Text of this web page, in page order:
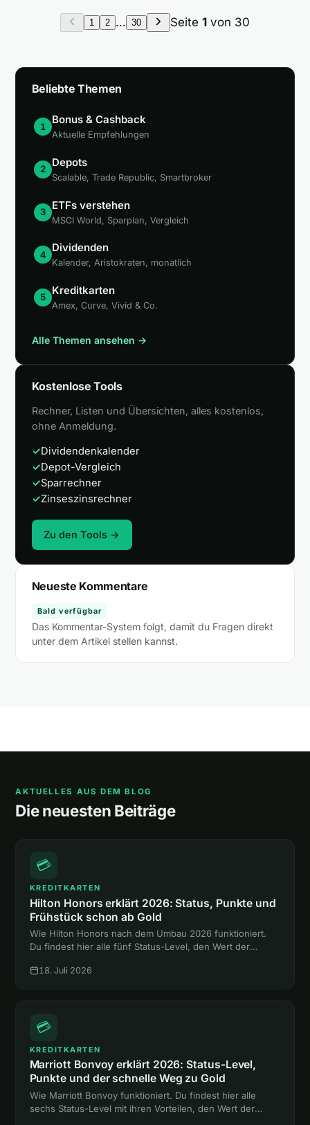
1 2 … 30 Seite 1 von 30
Beliebte Themen
1
Bonus & Cashback
Aktuelle Empfehlungen
2
Depots
Scalable, Trade Republic, Smartbroker
3
ETFs verstehen
MSCI World, Sparplan, Vergleich
4
Dividenden
Kalender, Aristokraten, monatlich
5
Kreditkarten
Amex, Curve, Vivid & Co.
Alle Themen ansehen →
Kostenlose Tools
Rechner, Listen und Übersichten, alles kostenlos,
ohne Anmeldung.
✓Dividendenkalender
✓Depot-Vergleich
✓Sparrechner
✓Zinseszinsrechner
Zu den Tools →
Neueste Kommentare
Bald verfügbar
Das Kommentar-System folgt, damit du Fragen direkt
unter dem Artikel stellen kannst.
AKTUELLES AUS DEM BLOG
Die neuesten Beiträge
💳
KREDITKARTEN
Hilton Honors erklärt 2026: Status, Punkte und
Frühstück schon ab Gold
Wie Hilton Honors nach dem Umbau 2026 funktioniert.
Du findest hier alle fünf Status-Level, den Wert der
ganz ohne Hotelnacht.
18. Juli 2026
💳
KREDITKARTEN
Marriott Bonvoy erklärt 2026: Status-Level,
Punkte und der schnelle Weg zu Gold
Wie Marriott Bonvoy funktioniert. Du findest hier alle
sechs Status-Level mit ihren Vorteilen, den Wert der